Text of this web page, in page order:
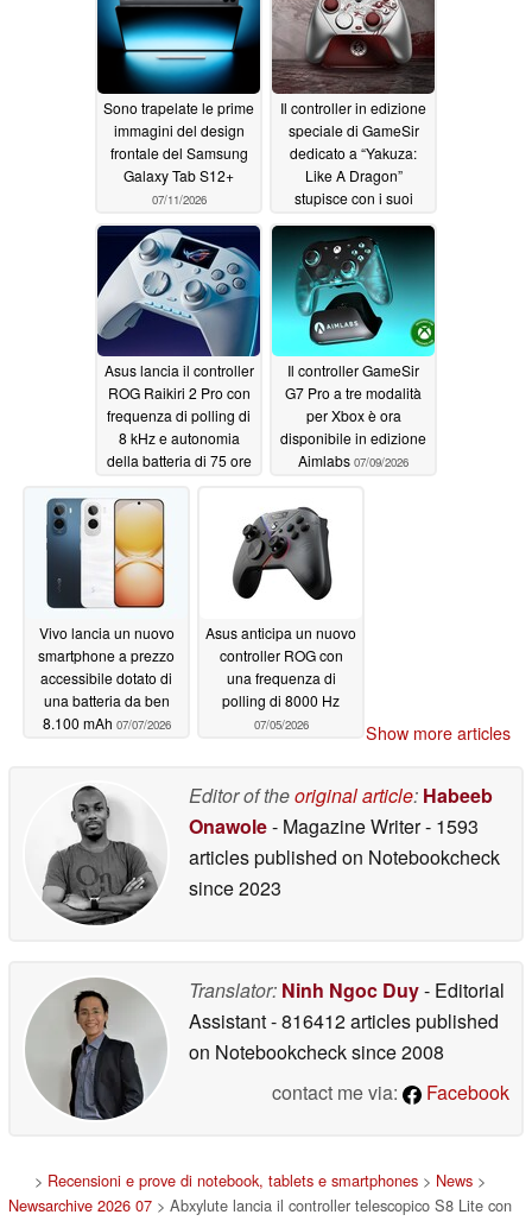
Sono trapelate le prime
immagini del design
frontale del Samsung
Galaxy Tab S12+
07/11/2026
Il controller in edizione
speciale di GameSir
dedicato a “Yakuza:
Like A Dragon”
stupisce con i suoi
07/11/2026
Asus lancia il controller
ROG Raikiri 2 Pro con
frequenza di polling di
8 kHz e autonomia
della batteria di 75 ore
Il controller GameSir
G7 Pro a tre modalità
per Xbox è ora
disponibile in edizione
Aimlabs 07/09/2026
Vivo lancia un nuovo
smartphone a prezzo
accessibile dotato di
una batteria da ben
8.100 mAh 07/07/2026
Asus anticipa un nuovo
controller ROG con
una frequenza di
polling di 8000 Hz
07/05/2026 Show more articles
Editor of theoriginal article: Habeeb
Onawole- Magazine Writer- 1593
articles published on Notebookcheck
since 2023
Translator: Ninh Ngoc Duy- Editorial
Assistant- 816412 articles published
on Notebookchecksince 2008
contact me via:
Facebook
> Recensioni e prove di notebook, tablets e smartphones > News >
Newsarchive 2026 07 > Abxylute lancia il controller telescopico S8 Lite con